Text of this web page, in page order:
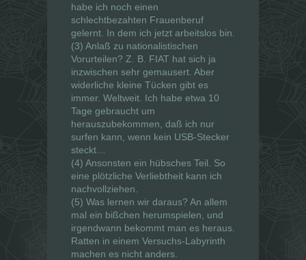
habe ich noch einen
schlechtbezahten Frauenberuf
gelernt. In dem ich jetzt arbeitslos bin.
(3) Anlaß zu nationalistischen
Vorurteilen? Z. B. FIAT hat sich ja
inzwischen sehr gemausert. Aber
widerliche kleine Tücken gibt es
immer. Weltweit. Ich habe etwa 10
Tage gebraucht um
herauszubekommen, daß ich nur
surfen kann, wenn kein USB-Stecker
steckt…
(4) Ansonsten ein hübsches Teil. So
eine plötzliche Verliebtheit kann ich
nachvollziehen.
(5) Was lernen wir daraus? An allem
mal ein bißchen herumspielen, und
irgendwann bekommt man es heraus.
Ratten in einem Versuchs-Labyrinth
machen es nicht anders.